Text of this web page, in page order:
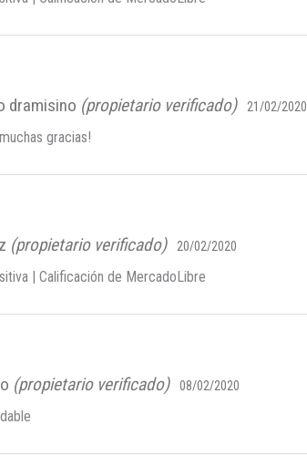
dramisino (propietario verificado) 21/02/2020
gracias!
(propietario verificado) 20/02/2020
| Calificación de MercadoLibre
(propietario verificado) 08/02/2020